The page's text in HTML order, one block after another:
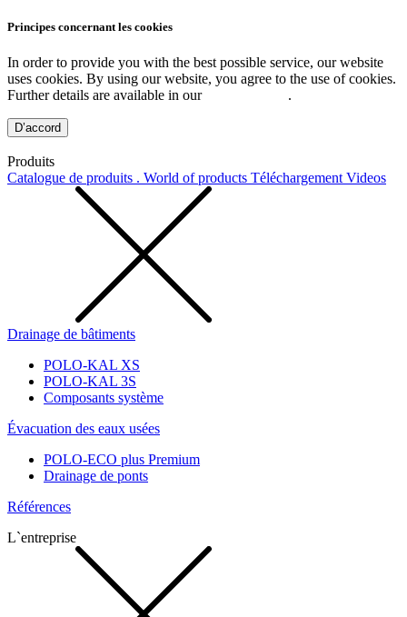
Principes concernant les cookies
In order to provide you with the best possible service, our website
uses cookies. By using our website, you agree to the use of cookies.
Further details are available in our
.
D’accord
Produits
Catalogue de produits . World of products Téléchargement Videos
Drainage de bâtiments
POLO-KAL XS
POLO-KAL 3S
Composants système
Évacuation des eaux usées
POLO-ECO plus Premium
Drainage de ponts
Références
L`entreprise